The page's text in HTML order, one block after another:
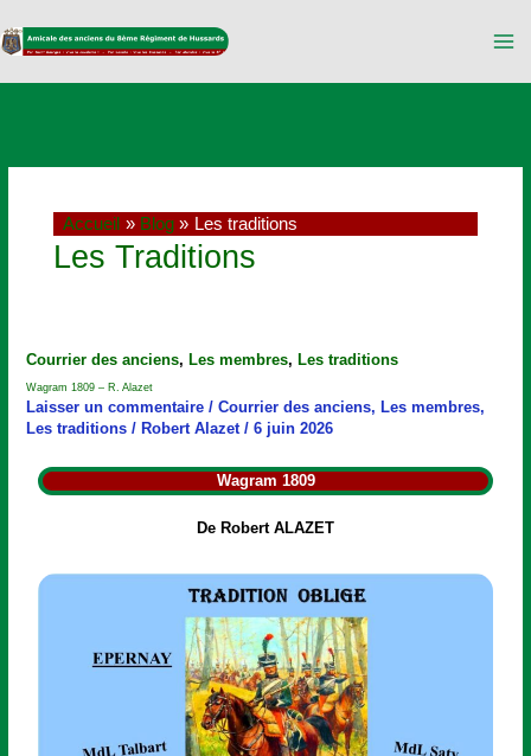
au
contenu
Accueil Blog Les traditions
Les Traditions
Courrier des anciens,Les membres,Les traditions
Wagram 1809 – R. Alazet
Laisser un commentaire /Courrier des anciens, Les membres,
Les traditions / Robert Alazet/6 juin 2026
Wagram 1809
De Robert ALAZET
Wagram
–
R.
Alazet